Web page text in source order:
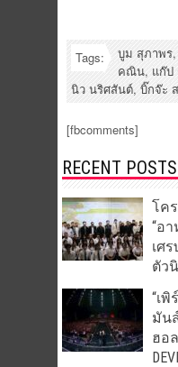
Tags: บูม สุภาพร,
คณิน, แก๊ป
นิว นริศสันต์, บิ๊กจ๊ะ
[fbcomments]
RECENT POSTS
โค
“อ
เศ
ตัว
“เ
มัน
ฮอล